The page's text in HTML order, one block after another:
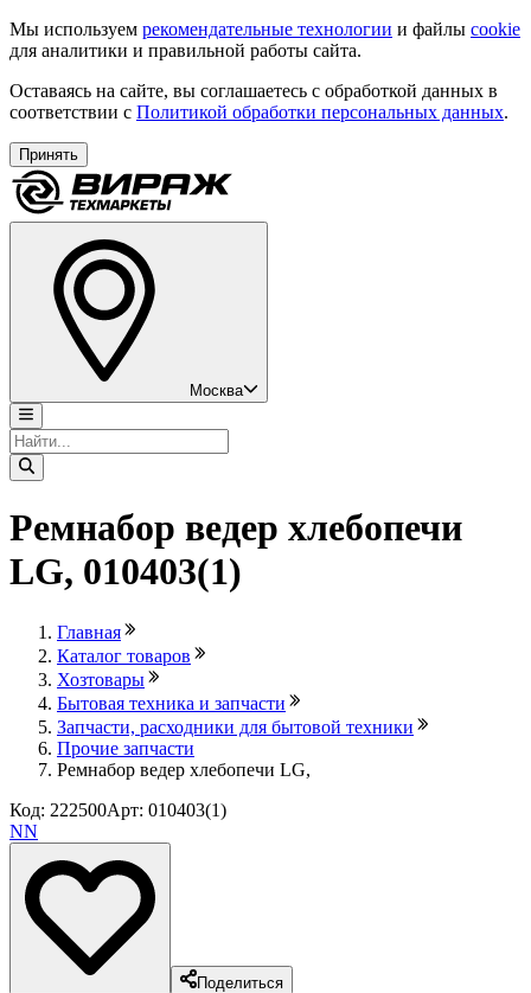
Мы используем рекомендательные технологии и файлы cookie
для аналитики и правильной работы сайта.
Оставаясь на сайте, вы соглашаетесь с обработкой данных в
соответствии с Политикой обработки персональных данных.
Принять
Москва
Ремнабор ведер хлебопечи
LG, 010403(1)
Главная
Каталог товаров
Хозтовары
Бытовая техника и запчасти
Запчасти, расходники для бытовой техники
Прочие запчасти
Ремнабор ведер хлебопечи LG,
Код: 222500Арт: 010403(1)
NN
Поделиться